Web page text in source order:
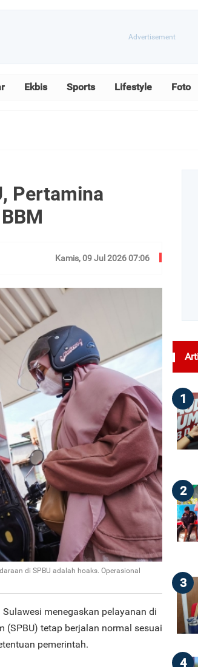
Ekbis Sports Lifestyle Foto
Pertamina
Kamis, 09 Jul 2026 07:06
di SPBU adalah hoaks. Operasional
menegaskan pelayanan di
(SPBU) tetap berjalan normal sesuai
pemerintah.
1
2
3
4